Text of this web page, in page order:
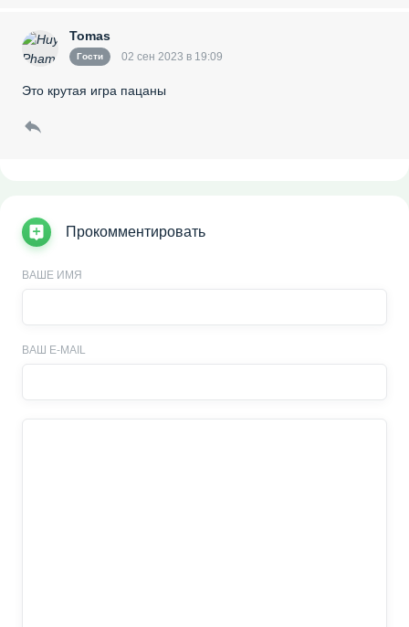
Tomas
Гости 02 сен 2023 в 19:09
Это крутая игра пацаны
Прокомментировать
ВАШЕ ИМЯ
ВАШ E-MAIL